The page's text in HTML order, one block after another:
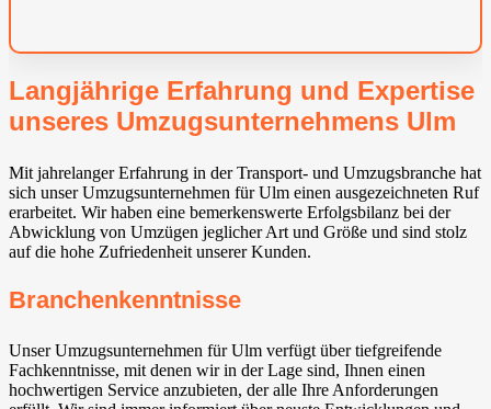
Langjährige Erfahrung und Expertise
unseres Umzugsunternehmens Ulm
Mit jahrelanger Erfahrung in der Transport- und Umzugsbranche hat
sich unser Umzugsunternehmen für Ulm einen ausgezeichneten Ruf
erarbeitet. Wir haben eine bemerkenswerte Erfolgsbilanz bei der
Abwicklung von Umzügen jeglicher Art und Größe und sind stolz
auf die hohe Zufriedenheit unserer Kunden.
Branchenkenntnisse
Unser Umzugsunternehmen für Ulm verfügt über tiefgreifende
Fachkenntnisse, mit denen wir in der Lage sind, Ihnen einen
hochwertigen Service anzubieten, der alle Ihre Anforderungen